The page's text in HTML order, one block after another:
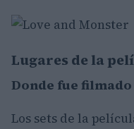
Lugares de la
Donde fue filmado
Los sets de la